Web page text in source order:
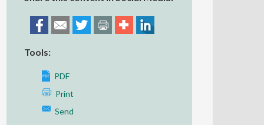
Tools:
PDF
Print
Send